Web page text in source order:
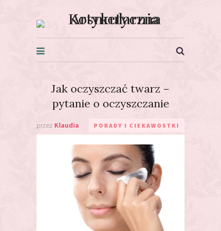
Kosmetyczna Artykularnia
Jak oczyszczać twarz –
pytanie o oczyszczanie
przez Klaudia PORADY I CIEKAWOSTKI